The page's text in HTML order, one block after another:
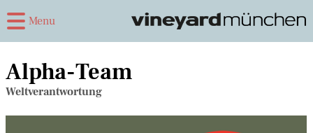
Menu
Alpha-Team
Weltverantwortung